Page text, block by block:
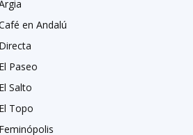
en Andalú
Directa
El Paseo
El Salto
El Topo
Feminópolis